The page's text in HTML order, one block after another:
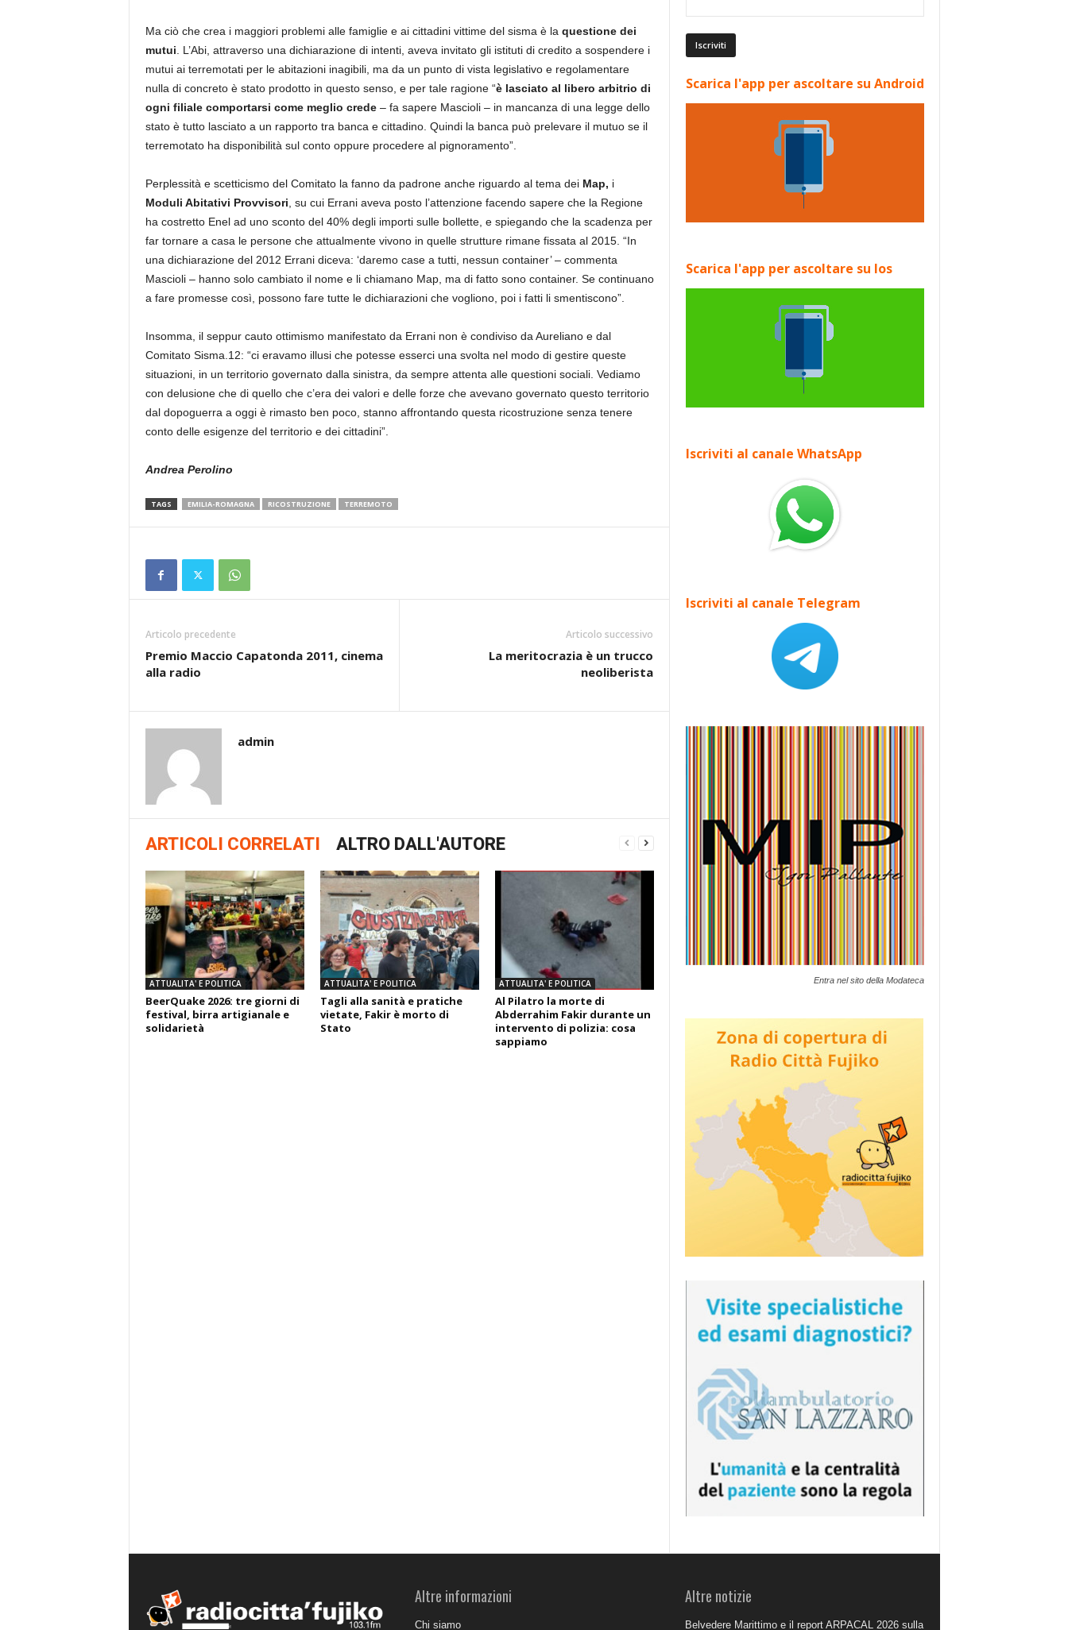
Ma ciò che crea i maggiori problemi alle famiglie e ai cittadini vittime del sisma è la questione dei
mutui . L’Abi, attraverso una dichiarazione di intenti, aveva invitato gli istituti di credito a sospendere i
mutui ai terremotati per le abitazioni inagibili, ma da un punto di vista legislativo e regolamentare
nulla di concreto è stato prodotto in questo senso, e per tale ragione “è lasciato al libero arbitrio di
ogni filiale comportarsi come meglio crede– fa sapere Mascioli – in mancanza di una legge dello
stato è tutto lasciato a un rapporto tra banca e cittadino. Quindi la banca può prelevare il mutuo se il
terremotato ha disponibilità sul conto oppure procedere al pignoramento”.
Perplessità e scetticismo del Comitato la fanno da padrone anche riguardo al tema dei Map, i
Moduli Abitativi Provvisori , su cui Errani aveva posto l’attenzione facendo sapere che la Regione
ha costretto Enel ad uno sconto del 40% degli importi sulle bollette, e spiegando che la scadenza per
far tornare a casa le persone che attualmente vivono in quelle strutture rimane fissata al 2015. “In
una dichiarazione del 2012 Errani diceva: ‘daremo case a tutti, nessun container’ – commenta
Mascioli – hanno solo cambiato il nome e li chiamano Map, ma di fatto sono container. Se continuano
a fare promesse così, possono fare tutte le dichiarazioni che vogliono, poi i fatti li smentiscono”.
Insomma, il seppur cauto ottimismo manifestato da Errani non è condiviso da Aureliano e dal
Comitato Sisma.12: “ci eravamo illusi che potesse esserci una svolta nel modo di gestire queste
situazioni, in un territorio governato dalla sinistra, da sempre attenta alle questioni sociali. Vediamo
con delusione che di quello che c’era dei valori e delle forze che avevano governato questo territorio
dal dopoguerra a oggi è rimasto ben poco, stanno affrontando questa ricostruzione senza tenere
conto delle esigenze del territorio e dei cittadini”.
Andrea Perolino
TAGS EMILIA-ROMAGNA RICOSTRUZIONE TERREMOTO
Articolo precedente
Premio Maccio Capatonda 2011, cinema
alla radio
Articolo successivo
La meritocrazia è un trucco
neoliberista
admin
ARTICOLI CORRELATI ALTRO DALL'AUTORE
ATTUALITA' E POLITICA
BeerQuake 2026: tre giorni di
festival, birra artigianale e
solidarietà
ATTUALITA' E POLITICA
Tagli alla sanità e pratiche
vietate, Fakir è morto di
Stato
ATTUALITA' E POLITICA
Al Pilatro la morte di
Abderrahim Fakir durante un
intervento di polizia: cosa
sappiamo
Scarica l'app per ascoltare su Android
Scarica l'app per ascoltare su Ios
Iscriviti al canale WhatsApp
Iscriviti al canale Telegram
Entra nel sito della Modateca
Altre informazioni
Chi siamo
Altre notizie
Belvedere Marittimo e il report ARPACAL 2026 sulla